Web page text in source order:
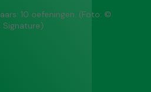
10 oefeningen. (Foto: ©
Signature)